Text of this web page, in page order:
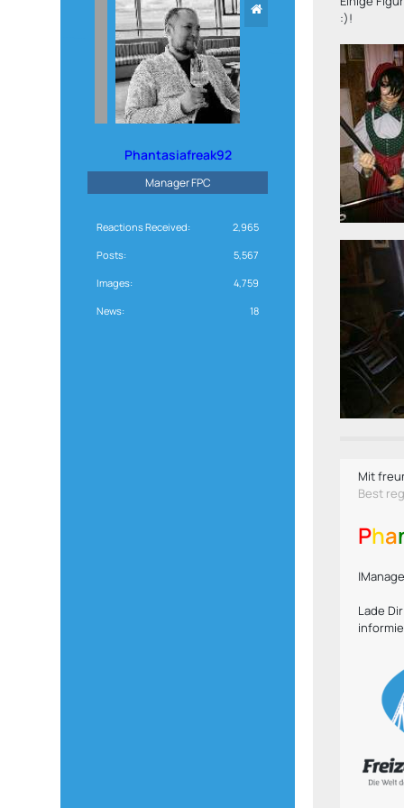
Phantasiafreak92
Manager FPC
Reactions Received 2,965
Posts 5,567
Images 4,759
News 18
:)!
Mit
Best
Pha
Lade